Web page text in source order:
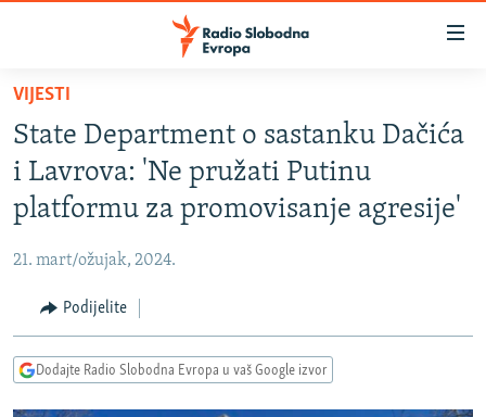
Pređite
glavni
sadržaj
Pređite
na
glavnu
Pređite
na
pretragu
BOSNA I HERCEGOVINA
SRBIJA
CRNA GORA
VIZUELNO
RAT U UKRAJINI
VIJESTI
State Department o sastanku Dačića
i Lavrova: 'Ne pružati Putinu
platformu za promovisanje agresije'
21. mart/ožujak, 2024.
Podijelite
Dodajte Radio Slobodna Evropa u vaš Google izvor